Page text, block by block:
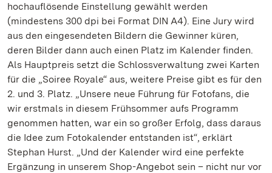
hochauflösende Einstellung gewählt werden
(mindestens 300 dpi bei Format DIN A4). Eine Jury wird
aus den eingesendeten Bildern die Gewinner küren,
deren Bilder dann auch einen Platz im Kalender finden.
Als Hauptpreis setzt die Schlossverwaltung zwei Karten
für die „Soiree Royale“ aus, weitere Preise gibt es für den
2. und 3. Platz. „Unsere neue Führung für Fotofans, die
wir erstmals in diesem Frühsommer aufs Programm
genommen hatten, war ein so großer Erfolg, dass daraus
die Idee zum Fotokalender entstanden ist“, erklärt
Stephan Hurst. „Und der Kalender wird eine perfekte
Ergänzung in unserem Shop-Angebot sein – nicht nur vor